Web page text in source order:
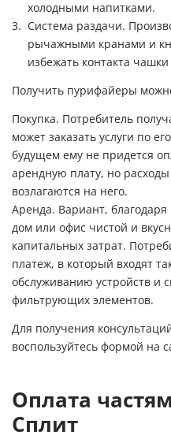
холодными напитками.
Система раздачи.
рычажными кранами и
избежать контакта
Получить пурифайеры
Покупка. Потребитель
может заказать услуги по
будущем ему не придется
арендную плату, но
возлагаются на него.
Аренда. Вариант,
дом или офис чистой и
капитальных затрат.
платеж, в который входят
обслуживанию устройств и
фильтрующих элементов.
Для получения
воспользуйтесь формой на
Оплата
Сплит